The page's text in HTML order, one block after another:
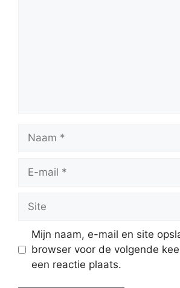
mail
Mijn naam, e-mail en site
browser voor de volgende
een reactie plaats.